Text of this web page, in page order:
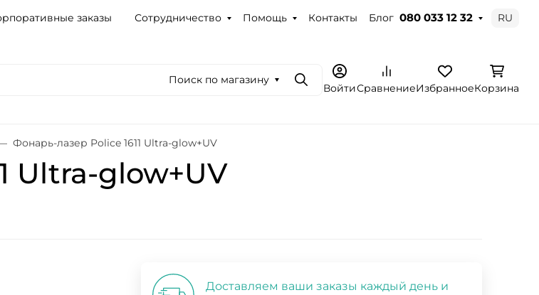
заказы Сотрудничество Помощь Контакты Блог 080 033 12 32 RU
Поиск по магазину
ПоискВойтиСравнениеИзбранноеКорзина
Фонарь-лазер Police 1611 Ultra-glow+UV
Ultra-glow+UV
Доставляем ваши заказы каждый день и